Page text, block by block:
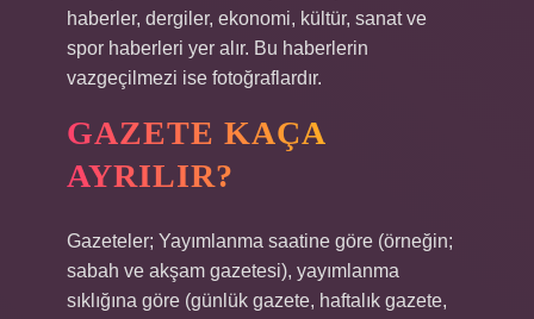
haberler, dergiler, ekonomi, kültür, sanat ve
spor haberleri yer alır. Bu haberlerin
vazgeçilmezi ise fotoğraflardır.
GAZETE KAÇA
AYRILIR?
Gazeteler; Yayımlanma saatine göre (örneğin;
sabah ve akşam gazetesi), yayımlanma
sıklığına göre (günlük gazete, haftalık gazete,